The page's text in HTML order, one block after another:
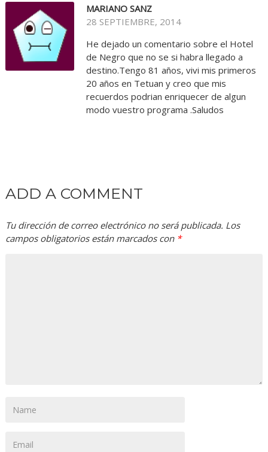
MARIANO SANZ
28 SEPTIEMBRE, 2014
He dejado un comentario sobre el Hotel
de Negro que no se si habra llegado a
destino.Tengo 81 años, vivi mis primeros
20 años en Tetuan y creo que mis
recuerdos podrian enriquecer de algun
modo vuestro programa .Saludos
ADD A COMMENT
Tu dirección de correo electrónico no será publicada. Los
campos obligatorios están marcados con *